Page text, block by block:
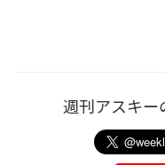
週刊アスキー